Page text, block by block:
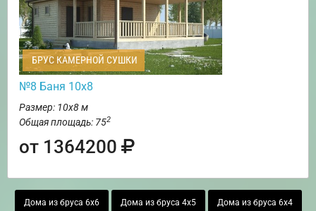
БРУС КАМЕРНОЙ СУШКИ
№8 Баня 10х8
Размер: 10х8 м
Общая площадь: 752
от 1364200
Дома из бруса 6х6 Дома из бруса 4х5 Дома из бруса 6х4